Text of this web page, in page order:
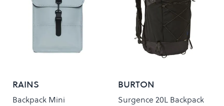
RAINS
Backpack Mini
BURTON
Surgence 20L Backpack